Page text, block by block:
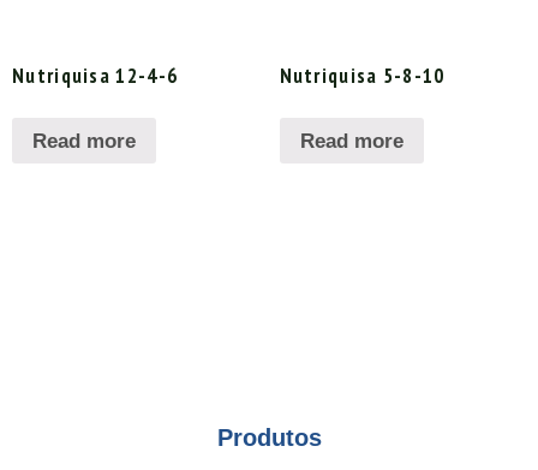
Nutriquisa 12-4-6
Read more
Nutriquisa 5-8-10
Read more
Produtos